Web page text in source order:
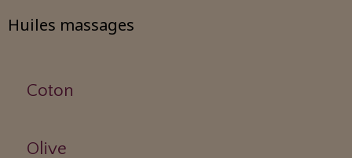
Huiles massages
Coton
Olive